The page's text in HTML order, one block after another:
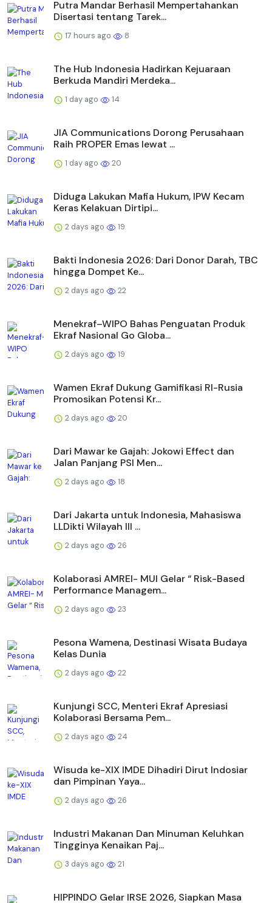
Putra Mandar Berhasil Mempertahankan
Disertasi tentang Tarek...
17 hours ago 8
The Hub Indonesia Hadirkan Kejuaraan
Berkuda Mandiri Merdeka...
1 day ago 14
JIA Communications Dorong Perusahaan
Raih PROPER Emas lewat ...
1 day ago 20
Diduga Lakukan Mafia Hukum, IPW Kecam
Keras Kelakuan Dirtipi...
2 days ago 19
Bakti Indonesia 2026: Dari Donor Darah, TBC
hingga Dompet Ke...
2 days ago 22
Menekraf–WIPO Bahas Penguatan Produk
Ekraf Nasional Go Globa...
2 days ago 19
Wamen Ekraf Dukung Gamifikasi RI-Rusia
Promosikan Potensi Kr...
2 days ago 20
Dari Mawar ke Gajah: Jokowi Effect dan
Jalan Panjang PSI Men...
2 days ago 18
Dari Jakarta untuk Indonesia, Mahasiswa
LLDikti Wilayah III ...
2 days ago 26
Kolaborasi AMREI- MUI Gelar “ Risk-Based
Performance Managem...
2 days ago 23
Pesona Wamena, Destinasi Wisata Budaya
Kelas Dunia
2 days ago 22
Kunjungi SCC, Menteri Ekraf Apresiasi
Kolaborasi Bersama Pem...
2 days ago 24
Wisuda ke-XIX IMDE Dihadiri Dirut Indosiar
dan Pimpinan Yaya...
2 days ago 26
Industri Makanan Dan Minuman Keluhkan
Tingginya Kenaikan Paj...
3 days ago 21
HIPPINDO Gelar IRSE 2026, Siapkan Masa